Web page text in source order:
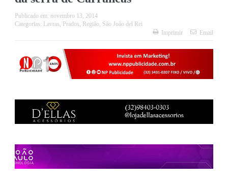
Publicado em: novembro 13, 2014
Categorias: Lavras, Prados, Região, São João del Rei
Imprimir
Email